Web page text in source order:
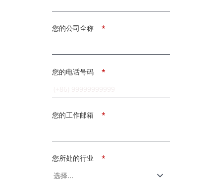
*
您的公司全称
*
您的电话号码
*
您的工作邮箱
*
您所处的行业